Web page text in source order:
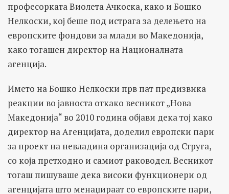
професорката Виолета Ачкоска, како и Бошко
Нелкоски, кој беше под истрага за делењето на
европските фондови за млади во Македонија,
како тогашен директор на Националната
агенција.
Името на Бошко Нелкоски прв пат предизвика
реакции во јавноста откако весникот „Нова
Македонија“ во 2010 година објави дека тој како
директор на Агенцијата, доделил европски пари
за проект на невладина организација од Струга,
со која претходно и самиот раководел. Весникот
тогаш пишуваше дека високи функционери од
агенцијата што менаџираат со европските пари,